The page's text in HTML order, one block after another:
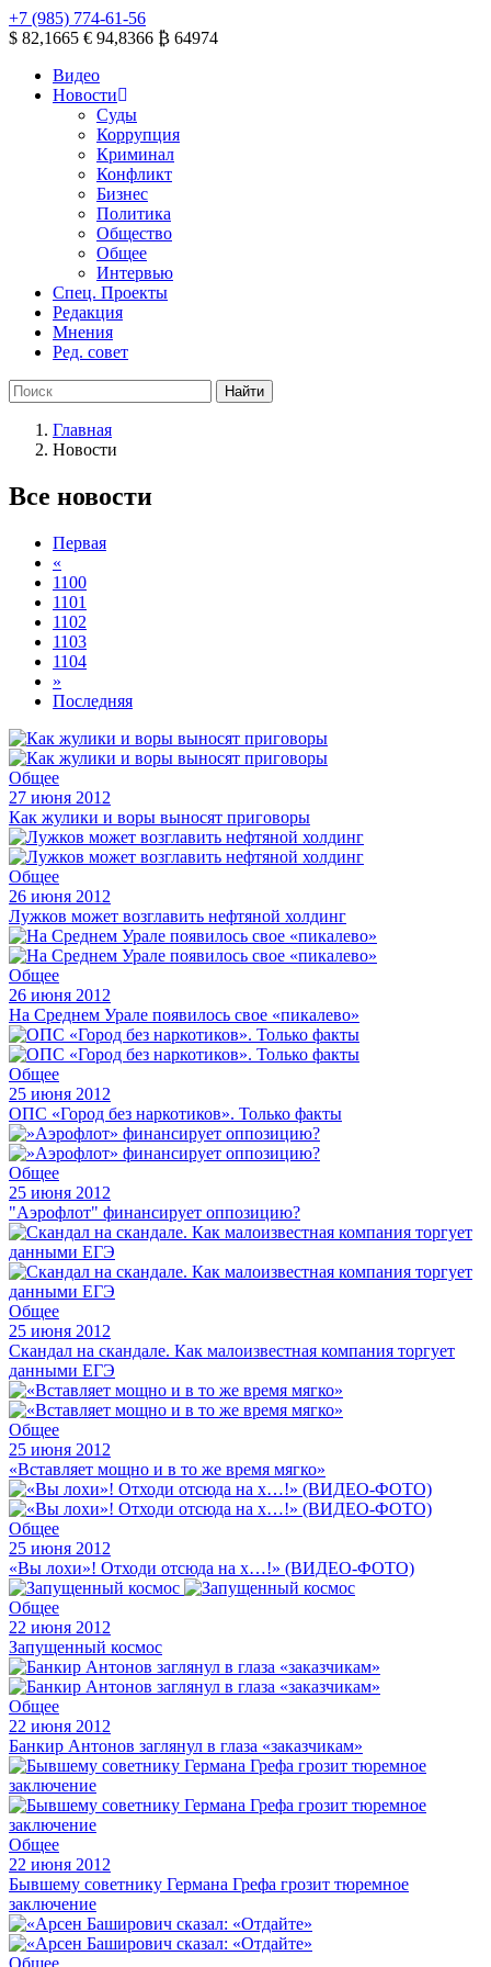
+7 (985) 774-61-56
$ 82,1665 € 94,8366 ₿ 64974
Видео
Новости
Суды
Коррупция
Криминал
Конфликт
Бизнес
Политика
Общество
Общее
Интервью
Спец. Проекты
Редакция
Мнения
Ред. совет
Главная
Новости
Все новости
Первая
«
1100
1101
1102
1103
1104
»
Последняя
Общее
27 июня 2012
Как жулики и воры выносят приговоры
Общее
26 июня 2012
Лужков может возглавить нефтяной холдинг
Общее
26 июня 2012
На Среднем Урале появилось свое «пикалево»
Общее
25 июня 2012
ОПС «Город без наркотиков». Только факты
Общее
25 июня 2012
"Аэрофлот" финансирует оппозицию?
Общее
25 июня 2012
Скандал на скандале. Как малоизвестная компания торгует
данными ЕГЭ
Общее
25 июня 2012
«Вставляет мощно и в то же время мягко»
Общее
25 июня 2012
«Вы лохи»! Отходи отсюда на х…!» (ВИДЕО-ФОТО)
Общее
22 июня 2012
Запущенный космос
Общее
22 июня 2012
Банкир Антонов заглянул в глаза «заказчикам»
Общее
22 июня 2012
Бывшему советнику Германа Грефа грозит тюремное
заключение
Общее